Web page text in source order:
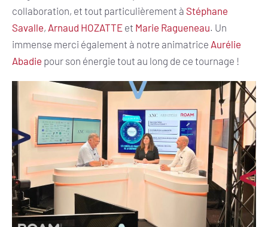
collaboration, et tout particulièrement à Stéphane
Savalle, Arnaud HOZATTE et Marie Ragueneau. Un
immense merci également à notre animatrice Aurélie
Abadie pour son énergie tout au long de ce tournage !